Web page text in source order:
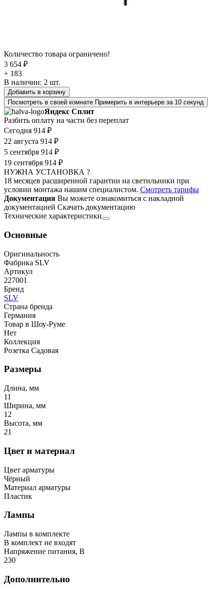
Количество товара ограничено!
3 654 ₽
+ 183
В наличии: 2 шт.
Добавить в корзину
Посмотреть в своей комнате Примерить в интерьере за 10 секунд
Яндекс Сплит
Разбить оплату на части без переплат
Сегодня 914 ₽
22 августа 914 ₽
5 сентября 914 ₽
19 сентября 914 ₽
НУЖНА УСТАНОВКА ?
18 месяцев расширенной гарантии на светильники при
условии монтажа нашим специалистом. Смотреть тарифы
Документация Вы можете ознакомиться с накладной
документацией Скачать документацию
Технические характеристики
Основные
Оригинальность
Фабрика SLV
Артикул
227001
Бренд
SLV
Страна бренда
Германия
Товар в Шоу-Руме
Нет
Коллекция
Розетка Садовая
Размеры
Длина, мм
11
Ширина, мм
12
Высота, мм
21
Цвет и материал
Цвет арматуры
Чёрный
Материал арматуры
Пластик
Лампы
Лампы в комплекте
В комплект не входят
Напряжение питания, В
230
Дополнительно